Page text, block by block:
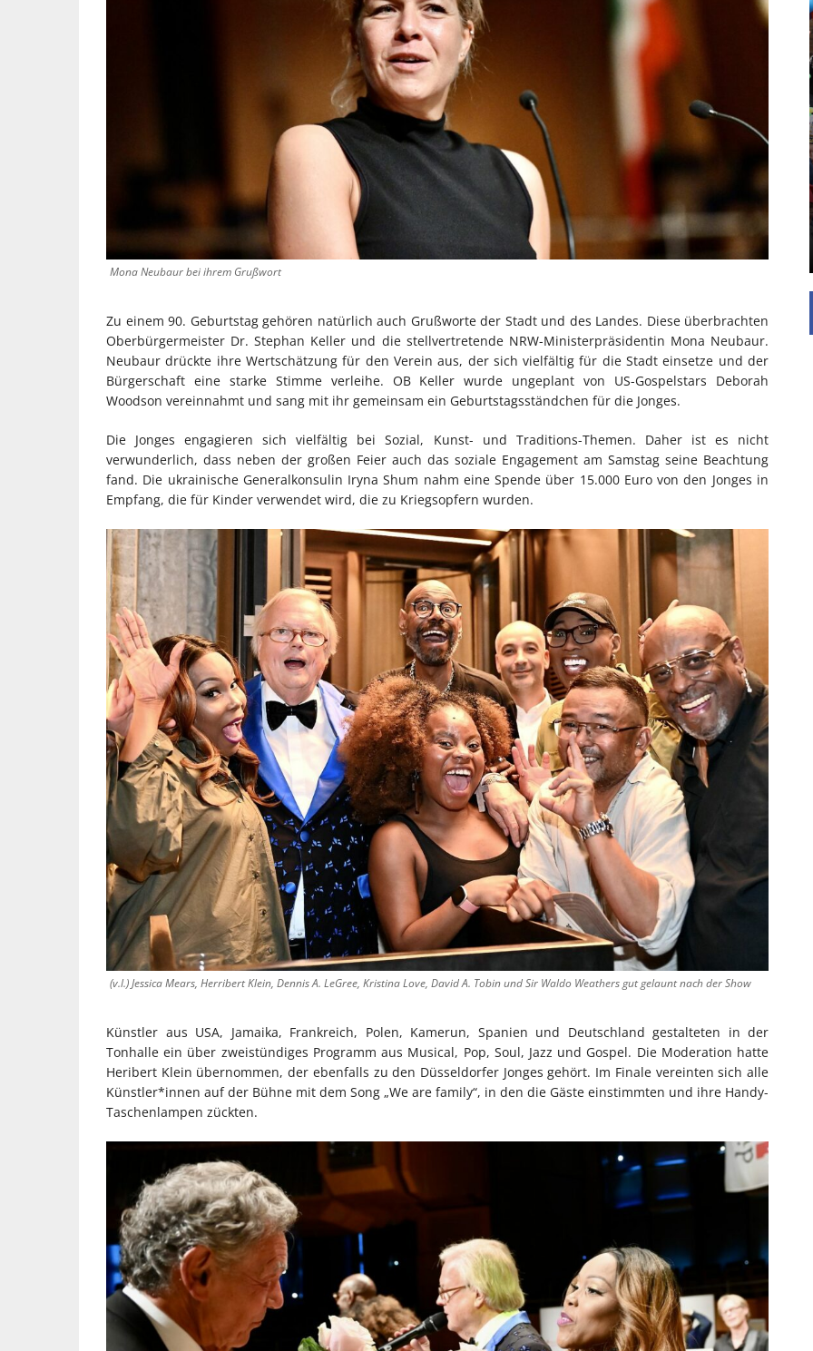
Mona Neubaur bei ihrem Grußwort
Zu einem 90. Geburtstag gehören natürlich auch Grußworte der Stadt und des Landes. Diese überbrachten
Oberbürgermeister Dr. Stephan Keller und die stellvertretende NRW-Ministerpräsidentin Mona Neubaur.
Neubaur drückte ihre Wertschätzung für den Verein aus, der sich vielfältig für die Stadt einsetze und der
Bürgerschaft eine starke Stimme verleihe. OB Keller wurde ungeplant von US-Gospelstars Deborah
Woodson vereinnahmt und sang mit ihr gemeinsam ein Geburtstagsständchen für die Jonges.
Die Jonges engagieren sich vielfältig bei Sozial, Kunst- und Traditions-Themen. Daher ist es nicht
verwunderlich, dass neben der großen Feier auch das soziale Engagement am Samstag seine Beachtung
fand. Die ukrainische Generalkonsulin Iryna Shum nahm eine Spende über 15.000 Euro von den Jonges in
Empfang, die für Kinder verwendet wird, die zu Kriegsopfern wurden.
(v.l.) Jessica Mears, Herribert Klein, Dennis A. LeGree, Kristina Love, David A. Tobin und Sir Waldo Weathers gut gelaunt nach der Show
Künstler aus USA, Jamaika, Frankreich, Polen, Kamerun, Spanien und Deutschland gestalteten in der
Tonhalle ein über zweistündiges Programm aus Musical, Pop, Soul, Jazz und Gospel. Die Moderation hatte
Heribert Klein übernommen, der ebenfalls zu den Düsseldorfer Jonges gehört. Im Finale vereinten sich alle
Künstler*innen auf der Bühne mit dem Song „We are family“, in den die Gäste einstimmten und ihre Handy-
Taschenlampen zückten.
INDUSTRIELLER CHIC: WIE
KUNSTSTOFFFENSTER DEN
LOFT-STIL IN IHREM
EINFAMILIENHAUS
UNTERSTÜTZEN
Die Inspiration des industriellen Chics sind die
Werkshallen des Industriezeitalters. Die Basis für
diesen Stil sind große Räume, schlicht gehalten
mit rustikalen Elementen und großen
Fensterflächen. Wie so vieles wurde ...